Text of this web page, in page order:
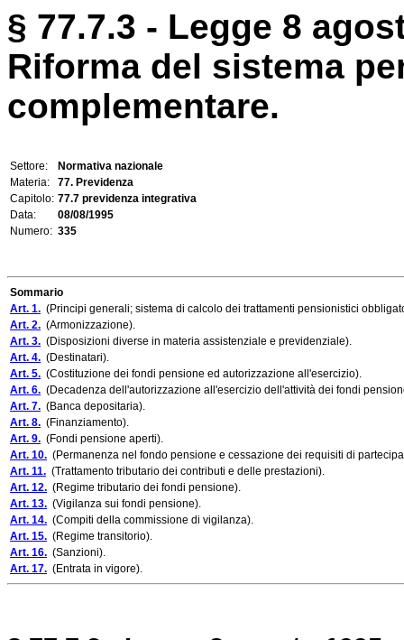
§ 77.7.3 - Legge 8
Riforma del sistema
complementare.
Settore:
Normativa nazionale
Materia:
77. Previdenza
Capitolo: 77.7 previdenza integrativa
Data:
08/08/1995
Numero: 335
Sommario
Art. 1. (Principi generali; sistema di calcolo dei trattamenti pensionistici
Art. 2. (Armonizzazione).
Art. 3. (Disposizioni diverse in materia assistenziale e previdenziale).
Art. 4. (Destinatari).
Art. 5. (Costituzione dei fondi pensione ed autorizzazione all'esercizio).
Art. 6. (Decadenza dell'autorizzazione all'esercizio dell'attività dei fondi
Art. 7. (Banca depositaria).
Art. 8. (Finanziamento).
Art. 9. (Fondi pensione aperti).
Art. 10. (Permanenza nel fondo pensione e cessazione dei requisiti di
Art. 11. (Trattamento tributario dei contributi e delle prestazioni).
Art. 12. (Regime tributario dei fondi pensione).
Art. 13. (Vigilanza sui fondi pensione).
Art. 14. (Compiti della commissione di vigilanza).
Art. 15. (Regime transitorio).
Art. 16. (Sanzioni).
Art. 17. (Entrata in vigore).